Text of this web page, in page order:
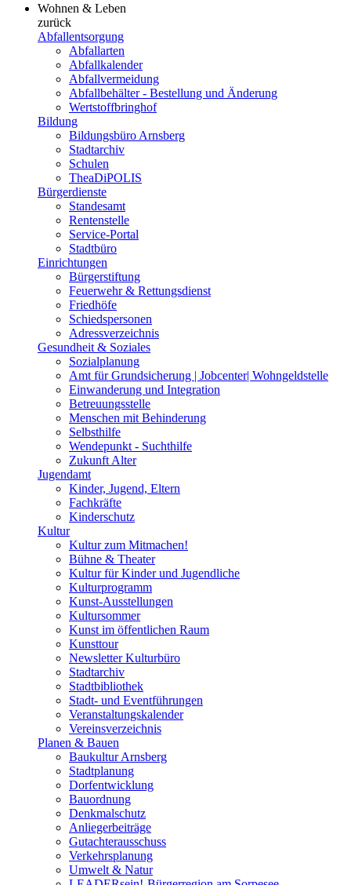
Wohnen & Leben
zurück
Abfallentsorgung
Abfallarten
Abfallkalender
Abfallvermeidung
Abfallbehälter - Bestellung und Änderung
Wertstoffbringhof
Bildung
Bildungsbüro Arnsberg
Stadtarchiv
Schulen
TheaDiPOLIS
Bürgerdienste
Standesamt
Rentenstelle
Service-Portal
Stadtbüro
Einrichtungen
Bürgerstiftung
Feuerwehr & Rettungsdienst
Friedhöfe
Schiedspersonen
Adressverzeichnis
Gesundheit & Soziales
Sozialplanung
Amt für Grundsicherung | Jobcenter| Wohngeldstelle
Einwanderung und Integration
Betreuungsstelle
Menschen mit Behinderung
Selbsthilfe
Wendepunkt - Suchthilfe
Zukunft Alter
Jugendamt
Kinder, Jugend, Eltern
Fachkräfte
Kinderschutz
Kultur
Kultur zum Mitmachen!
Bühne & Theater
Kultur für Kinder und Jugendliche
Kulturprogramm
Kunst-Ausstellungen
Kultursommer
Kunst im öffentlichen Raum
Kunsttour
Newsletter Kulturbüro
Stadtarchiv
Stadtbibliothek
Stadt- und Eventführungen
Veranstaltungskalender
Vereinsverzeichnis
Planen & Bauen
Baukultur Arnsberg
Stadtplanung
Dorfentwicklung
Bauordnung
Denkmalschutz
Anliegerbeiträge
Gutachterausschuss
Verkehrsplanung
Umwelt & Natur